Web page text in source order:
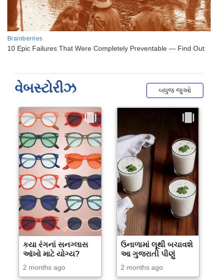
વેબસ્ટોરીઝ બધુજ જુઓ
કયા રંગનાં સનગ્લાસ
આંખો માટે યોગ્ય?
2 months ago
ઉનાળામાં લૂથી બચાવશે
આ ગુજરાતી પીણું
2 months ago